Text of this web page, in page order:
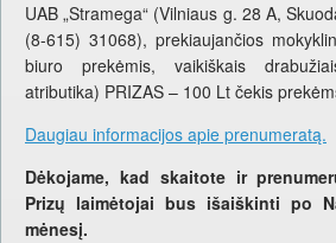
UAB „Stramega“ (Vilniaus g. 28 A,
(8-615) 31068), prekiaujančios
biuro prekėmis, vaikiškais
atributika) PRIZAS – 100 Lt čekis
Daugiau informacijos apie prenumeratą.
Dėkojame, kad skaitote ir
Prizų laimėtojai bus išaiškinti po
mėnesį.